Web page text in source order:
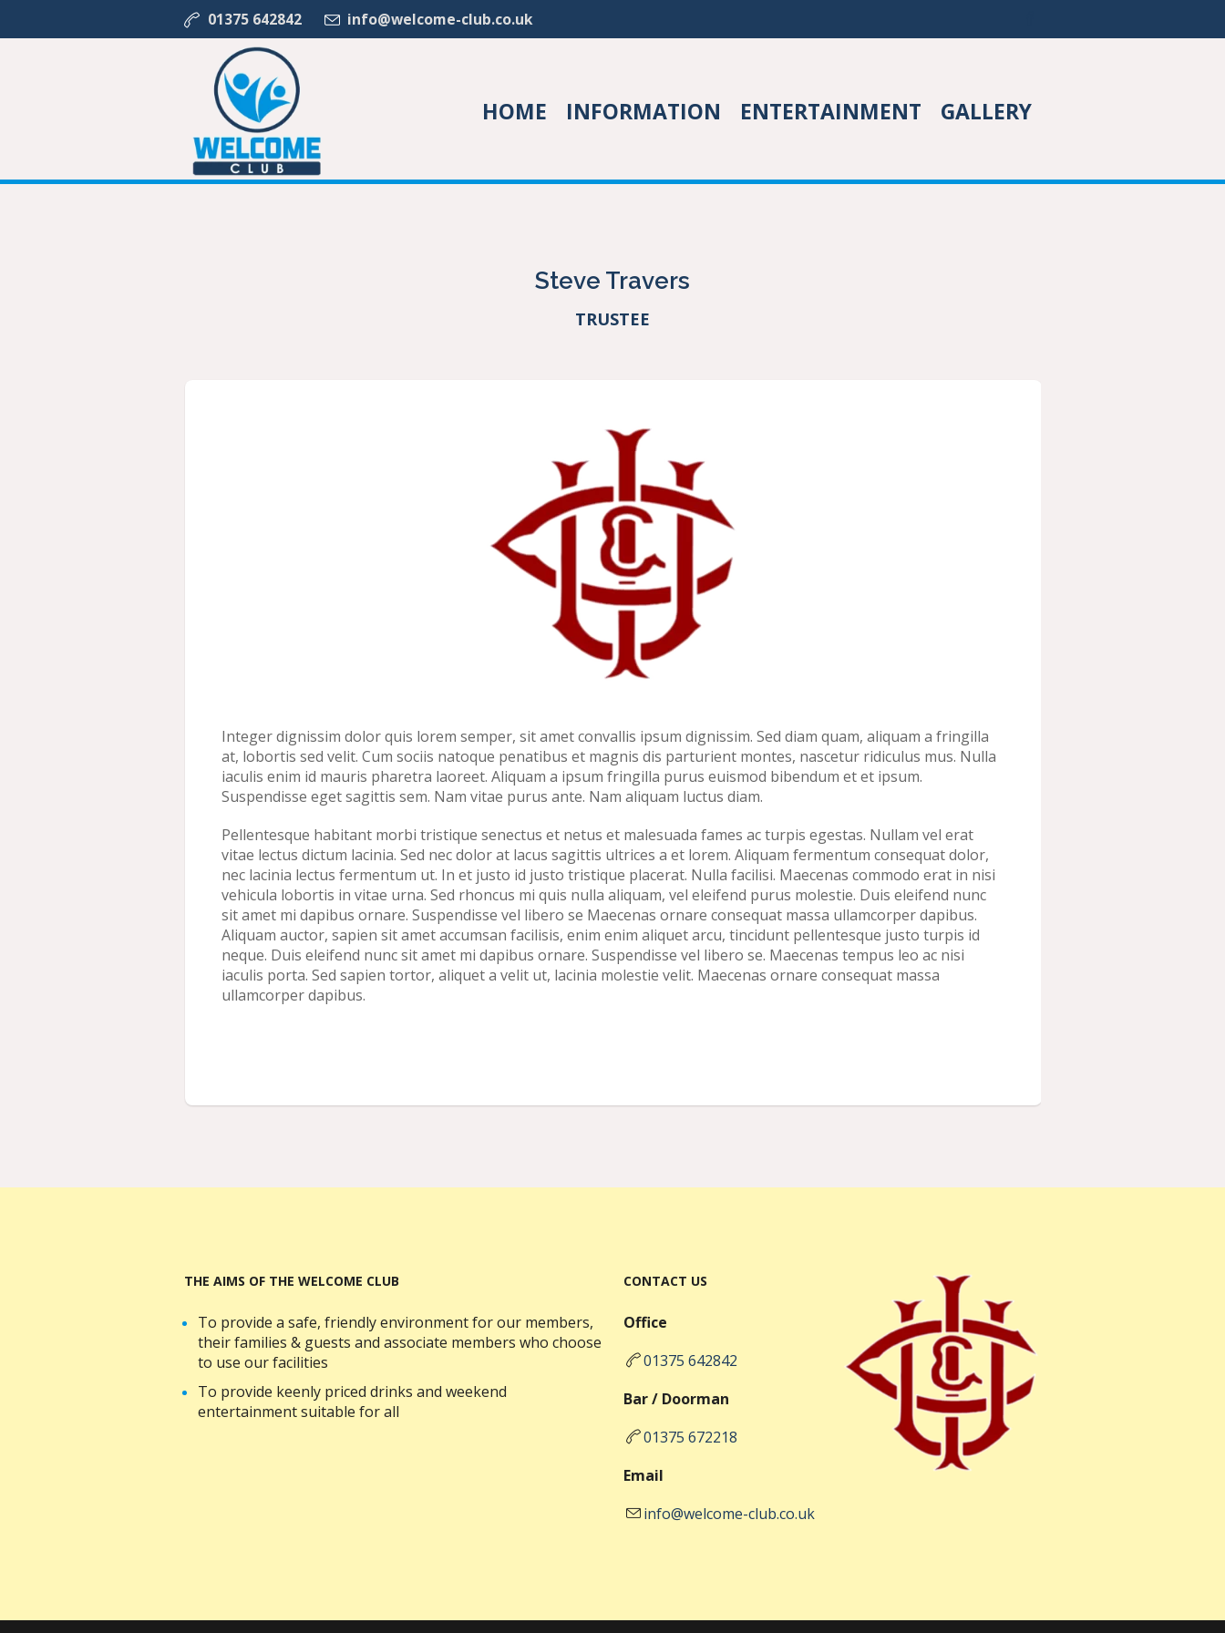
01375 642842 info@welcome-club.co.uk
HOME INFORMATION ENTERTAINMENT GALLERY
Steve Travers
TRUSTEE
Integer dignissim dolor quis lorem semper, sit amet convallis ipsum dignissim. Sed diam quam, aliquam a fringilla
at, lobortis sed velit. Cum sociis natoque penatibus et magnis dis parturient montes, nascetur ridiculus mus. Nulla
iaculis enim id mauris pharetra laoreet. Aliquam a ipsum fringilla purus euismod bibendum et et ipsum.
Suspendisse eget sagittis sem. Nam vitae purus ante. Nam aliquam luctus diam.
Pellentesque habitant morbi tristique senectus et netus et malesuada fames ac turpis egestas. Nullam vel erat
vitae lectus dictum lacinia. Sed nec dolor at lacus sagittis ultrices a et lorem. Aliquam fermentum consequat dolor,
nec lacinia lectus fermentum ut. In et justo id justo tristique placerat. Nulla facilisi. Maecenas commodo erat in nisi
vehicula lobortis in vitae urna. Sed rhoncus mi quis nulla aliquam, vel eleifend purus molestie. Duis eleifend nunc
sit amet mi dapibus ornare. Suspendisse vel libero se Maecenas ornare consequat massa ullamcorper dapibus.
Aliquam auctor, sapien sit amet accumsan facilisis, enim enim aliquet arcu, tincidunt pellentesque justo turpis id
neque. Duis eleifend nunc sit amet mi dapibus ornare. Suspendisse vel libero se. Maecenas tempus leo ac nisi
iaculis porta. Sed sapien tortor, aliquet a velit ut, lacinia molestie velit. Maecenas ornare consequat massa
ullamcorper dapibus.
THE AIMS OF THE WELCOME CLUB
To provide a safe, friendly environment for our members,
their families & guests and associate members who choose
to use our facilities
To provide keenly priced drinks and weekend
entertainment suitable for all
CONTACT US
Office
01375 642842
Bar / Doorman
01375 672218
Email
info@welcome-club.co.uk